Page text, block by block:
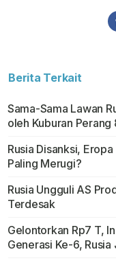
Berita Terkait
Sama-Sama Lawan
oleh Kuburan Perang
Rusia Disanksi,
Paling Merugi?
Rusia Ungguli AS
Terdesak
Gelontorkan Rp7 T,
Generasi Ke-6,